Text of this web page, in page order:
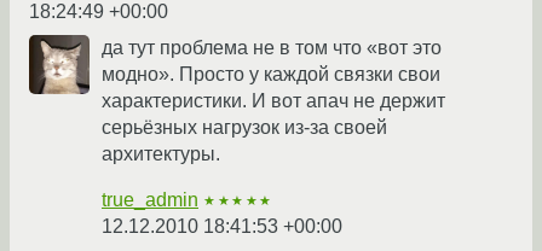
18:24:49 +00:00
да тут проблема не в том что «вот это
модно». Просто у каждой связки свои
характеристики. И вот апач не держит
серьёзных нагрузок из-за своей
архитектуры.
true_admin ★★★★★
12.12.2010 18:41:53 +00:00